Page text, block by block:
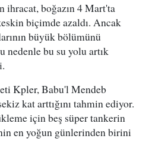
ihracat, boğazın 4 Mart'ta
biçimde azaldı. Ancak
büyük bölümünü
nedenle bu su yolu artık
Kpler, Babu'l Mendeb
kat arttığını tahmin ediyor.
için beş süper tankerin
en yoğun günlerinden birini